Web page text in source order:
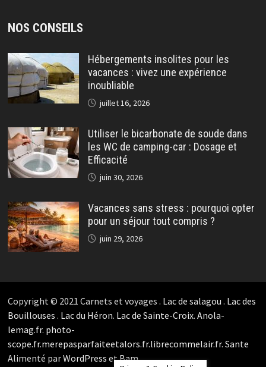
NOS CONSEILS
Hébergements insolites pour les
vacances : vivez une expérience
inoubliable
juillet 16, 2026
Utiliser le bicarbonate de soude dans
les WC de camping-car : Dosage et
Efficacité
juin 30, 2026
Vacances sans stress : pourquoi opter
pour un séjour tout compris ?
juin 29, 2026
Copyright © 2021 Carnets et voyages . Lac de salagou . Lac des
Bouillouses . Lac du Héron. Lac de Sainte-Croix.Anola-
lemag.fr. photo-
scope.fr.merepasparfaiteetalors.fr.librecommelair.fr.Sante
Alimenté parWordPress etBam.